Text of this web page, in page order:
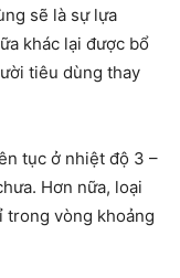
sẽ là sự lựa
khác lại được bổ
tiêu dùng thay
tục ở nhiệt độ 3 –
Hơn nữa, loại
trong vòng khoảng